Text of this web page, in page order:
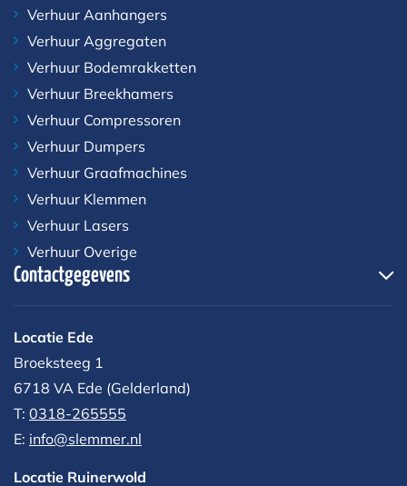
Verhuur Aanhangers
Verhuur Aggregaten
Verhuur Bodemrakketten
Verhuur Breekhamers
Verhuur Compressoren
Verhuur Dumpers
Verhuur Graafmachines
Verhuur Klemmen
Verhuur Lasers
Verhuur Overige
Contactgegevens
Locatie Ede
Broeksteeg 1
6718 VA Ede (Gelderland)
T: 0318-265555
E: info@slemmer.nl
Locatie Ruinerwold